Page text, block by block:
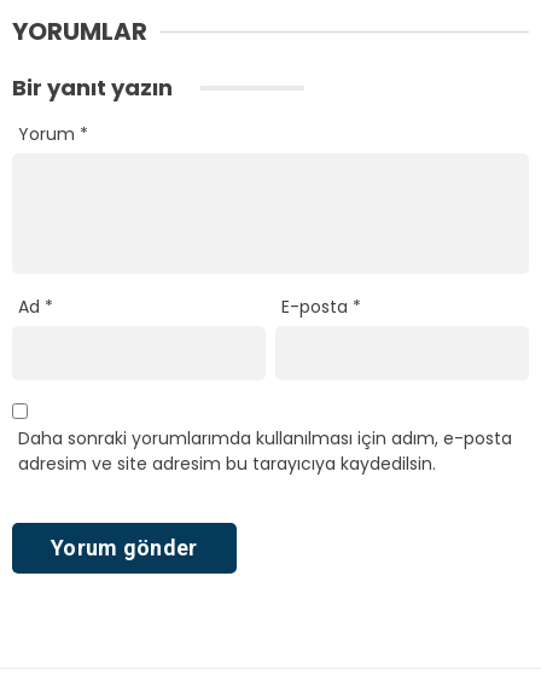
YORUMLAR
Bir yanıt yazın
Yorum *
Ad * E-posta *
Daha sonraki yorumlarımda kullanılması için adım, e-posta
adresim ve site adresim bu tarayıcıya kaydedilsin.